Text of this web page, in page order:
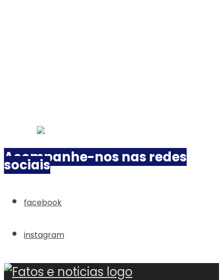
Acompanhe-nos nas redes
sociais
facebook
instagram